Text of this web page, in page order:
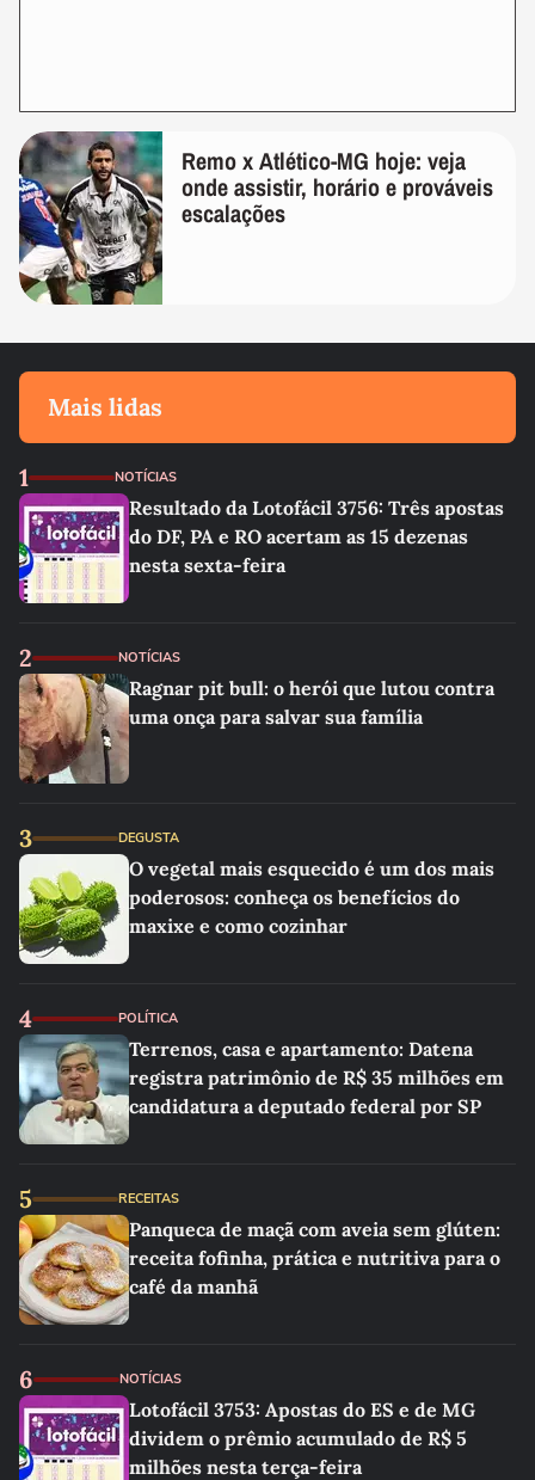
Remo x Atlético-MG hoje: veja
onde assistir, horário e prováveis
escalações
Mais lidas
1 NOTÍCIAS
Resultado da Lotofácil 3756: Três apostas
do DF, PA e RO acertam as 15 dezenas
nesta sexta-feira
2 NOTÍCIAS
Ragnar pit bull: o herói que lutou contra
uma onça para salvar sua família
3 DEGUSTA
O vegetal mais esquecido é um dos mais
poderosos: conheça os benefícios do
maxixe e como cozinhar
4 POLÍTICA
Terrenos, casa e apartamento: Datena
registra patrimônio de R$ 35 milhões em
candidatura a deputado federal por SP
5 RECEITAS
Panqueca de maçã com aveia sem glúten:
receita fofinha, prática e nutritiva para o
café da manhã
6 NOTÍCIAS
Lotofácil 3753: Apostas do ES e de MG
dividem o prêmio acumulado de R$ 5
milhões nesta terça-feira